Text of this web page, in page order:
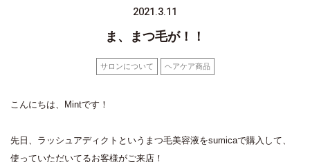
2021.3.11
ま、まつ毛が！！
サロンについて ヘアケア商品
こんにちは、Mintです！
先日、ラッシュアディクトというまつ毛美容液をsumicaで購入して、
使っていただいてるお客様がご来店！